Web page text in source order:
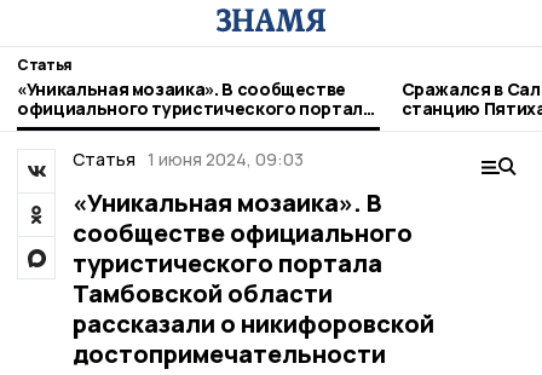
Статья
«Уникальная мозаика». В сообществе
официального туристического портала
Тамбовской области рассказали о
никифоровской
достопримечательности
Сражался в
станцию
Статья 1 июня 2024, 09:03
«Уникальная мозаика». В
сообществе официального
туристического портала
Тамбовской области
рассказали о никифоровской
достопримечательности